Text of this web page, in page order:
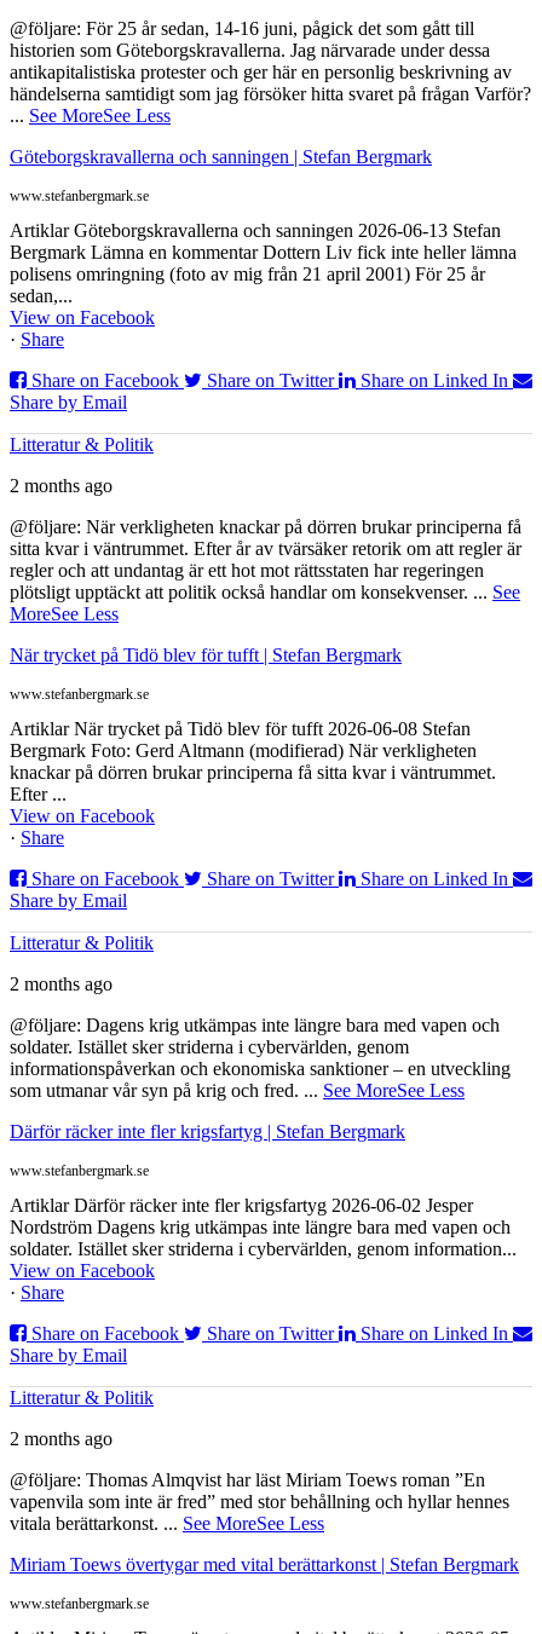
@följare: För 25 år sedan, 14-16 juni, pågick det som gått till
historien som Göteborgskravallerna. Jag närvarade under dessa
antikapitalistiska protester och ger här en personlig beskrivning av
händelserna samtidigt som jag försöker hitta svaret på frågan Varför?
... See MoreSee Less
Göteborgskravallerna och sanningen | Stefan Bergmark
www.stefanbergmark.se
Artiklar Göteborgskravallerna och sanningen 2026-06-13 Stefan
Bergmark Lämna en kommentar Dottern Liv fick inte heller lämna
polisens omringning (foto av mig från 21 april 2001) För 25 år
sedan,...
View on Facebook
· Share
Share on Facebook
Share on Twitter
Share on Linked In
Share by Email
Litteratur & Politik
2 months ago
@följare: När verkligheten knackar på dörren brukar principerna få
sitta kvar i väntrummet. Efter år av tvärsäker retorik om att regler är
regler och att undantag är ett hot mot rättsstaten har regeringen
plötsligt upptäckt att politik också handlar om konsekvenser. ... See
MoreSee Less
När trycket på Tidö blev för tufft | Stefan Bergmark
www.stefanbergmark.se
Artiklar När trycket på Tidö blev för tufft 2026-06-08 Stefan
Bergmark Foto: Gerd Altmann (modifierad) När verkligheten
knackar på dörren brukar principerna få sitta kvar i väntrummet.
Efter ...
View on Facebook
· Share
Share on Facebook
Share on Twitter
Share on Linked In
Share by Email
Litteratur & Politik
2 months ago
@följare: Dagens krig utkämpas inte längre bara med vapen och
soldater. Istället sker striderna i cybervärlden, genom
informationspåverkan och ekonomiska sanktioner – en utveckling
som utmanar vår syn på krig och fred. ... See MoreSee Less
Därför räcker inte fler krigsfartyg | Stefan Bergmark
www.stefanbergmark.se
Artiklar Därför räcker inte fler krigsfartyg 2026-06-02 Jesper
Nordström Dagens krig utkämpas inte längre bara med vapen och
soldater. Istället sker striderna i cybervärlden, genom information...
View on Facebook
· Share
Share on Facebook
Share on Twitter
Share on Linked In
Share by Email
Litteratur & Politik
2 months ago
@följare: Thomas Almqvist har läst Miriam Toews roman ”En
vapenvila som inte är fred” med stor behållning och hyllar hennes
vitala berättarkonst. ... See MoreSee Less
Miriam Toews övertygar med vital berättarkonst | Stefan Bergmark
www.stefanbergmark.se